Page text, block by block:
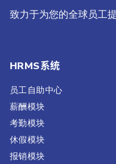
致力于为您的全球员工
HRMS系统
员工自助中心
薪酬模块
考勤模块
休假模块
报销模块